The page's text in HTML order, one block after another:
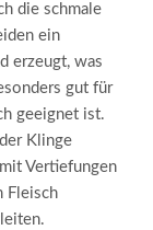
die schmale
ein
erzeugt, was
gut für
geeignet ist.
Klinge
Vertiefungen
Fleisch